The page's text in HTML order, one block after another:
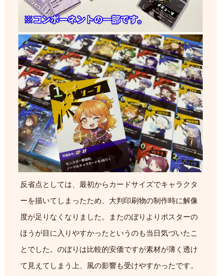
反省点としては、最初からカードサイズでキャラクタ
ーを描いてしまったため、大判印刷物の制作時に解像
度が足りなくなりました。またのぼりよりポスターの
ほうが目に入りやすかったというのも当日気づいたこ
とでした。のぼりは比較的安価ですが素材が薄く透け
て見えてしまう上、風の影響も受けやすかったです。